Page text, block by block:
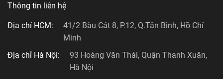
Thông tin liên hệ
Địa chỉ HCM:
41/2 Bàu Cát 8, P.12, Q.Tân Bình, Hồ Chí
Minh
Địa chỉ Hà Nội:
93 Hoàng Văn Thái, Quận Thanh Xuân,
Hà Nội